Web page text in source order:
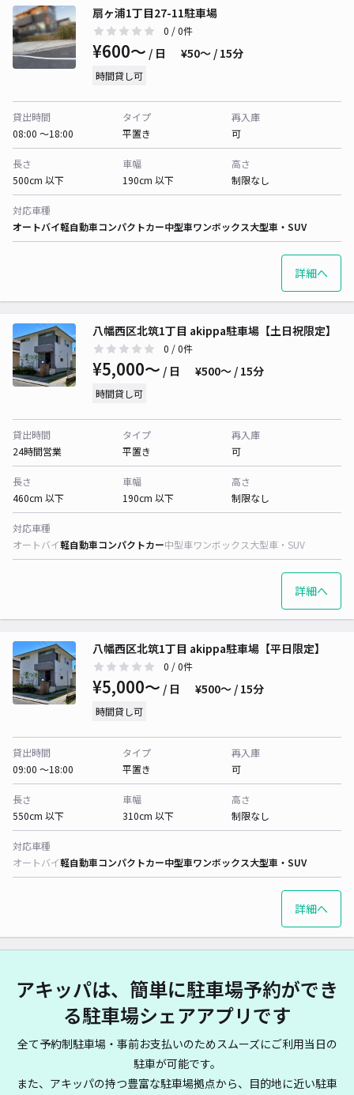
扇ヶ浦1丁目27-11駐車場
0 / 0件
¥600〜 / 日 ¥50〜 / 15分
時間貸し可
貸出時間
08:00 〜18:00
タイプ
平置き
再入庫
可
長さ
500cm 以下
車幅
190cm 以下
高さ
制限なし
対応車種
オートバイ軽自動車コンパクトカー中型車ワンボックス大型車・SUV
詳細へ
八幡西区北筑1丁目 akippa駐車場【土日祝限定】
0 / 0件
¥5,000〜 / 日 ¥500〜 / 15分
時間貸し可
貸出時間
24時間営業
タイプ
平置き
再入庫
可
長さ
460cm 以下
車幅
190cm 以下
高さ
制限なし
対応車種
オートバイ軽自動車コンパクトカー中型車ワンボックス大型車・SUV
詳細へ
八幡西区北筑1丁目 akippa駐車場【平日限定】
0 / 0件
¥5,000〜 / 日 ¥500〜 / 15分
時間貸し可
貸出時間
09:00 〜18:00
タイプ
平置き
再入庫
可
長さ
550cm 以下
車幅
310cm 以下
高さ
制限なし
対応車種
オートバイ軽自動車コンパクトカー中型車ワンボックス大型車・SUV
詳細へ
アキッパは、簡単に駐車場予約ができ
る駐車場シェアアプリです
全て予約制駐車場・事前お支払いのためスムーズにご利用当日の
駐車が可能です。
また、アキッパの持つ豊富な駐車場拠点から、目的地に近い駐車